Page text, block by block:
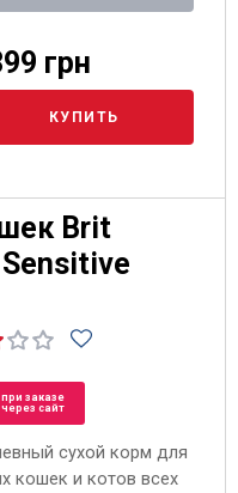
грн
КУПИТЬ
Brit
при заказе
через сайт
сухой корм для
кошек и котов всех